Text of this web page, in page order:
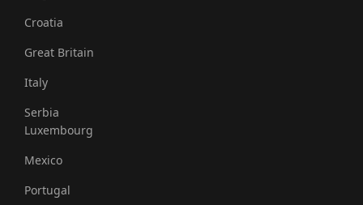
Croatia
Great Britain
Italy
Serbia
Luxembourg
Mexico
Portugal